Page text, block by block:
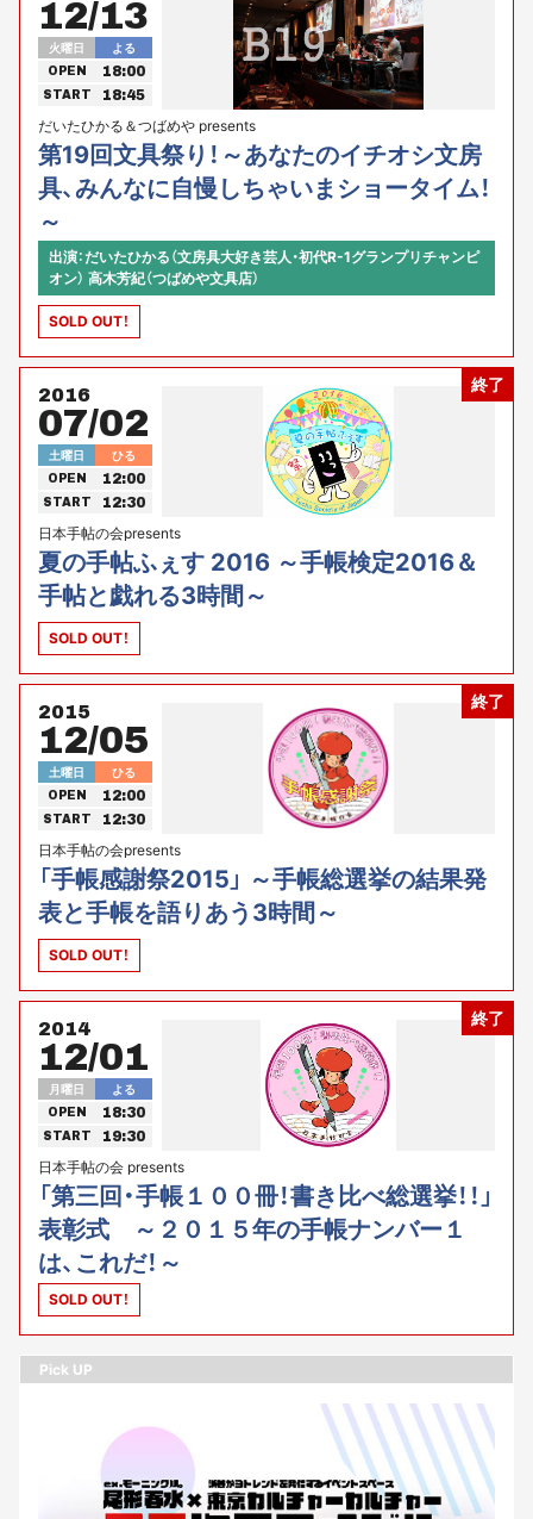
12/13
火曜日 よる
OPEN 18:00
START 18:45
だいたひかる＆つばめや presents
第19回文具祭り！～あなたのイチオシ文房
具、みんなに自慢しちゃいまショータイム！
～
出演：だいたひかる（文房具大好き芸人・初代R-1グランプリチャンピ
オン） 高木芳紀（つばめや文具店）
SOLD OUT！
終了
2016
07/02
土曜日 ひる
OPEN 12:00
START 12:30
日本手帖の会presents
夏の手帖ふぇす 2016 ～手帳検定2016＆
手帖と戯れる3時間～
SOLD OUT！
終了
2015
12/05
土曜日 ひる
OPEN 12:00
START 12:30
日本手帖の会presents
「手帳感謝祭2015」 ～手帳総選挙の結果発
表と手帳を語りあう3時間～
SOLD OUT！
終了
2014
12/01
月曜日 よる
OPEN 18:30
START 19:30
日本手帖の会 presents
「第三回・手帳１００冊！書き比べ総選挙！！」
表彰式 ～２０１５年の手帳ナンバー１
は、これだ！～
SOLD OUT！
Pick UP